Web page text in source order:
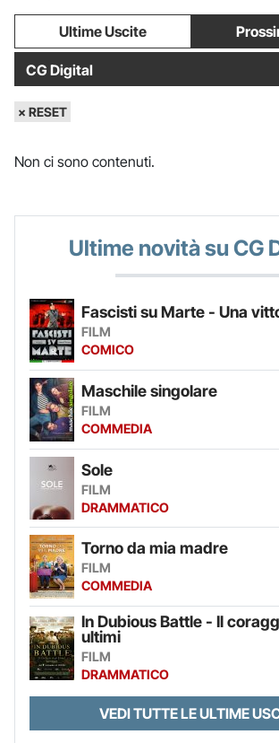
Ultime Uscite
CG Digital
× RESET
Non ci sono contenuti.
Ultime novità su CG
Fascisti su Marte - Una
FILM
COMICO
Maschile singolare
FILM
COMMEDIA
Sole
FILM
DRAMMATICO
Torno da mia madre
FILM
COMMEDIA
In Dubious Battle - Il
ultimi
FILM
DRAMMATICO
VEDI TUTTE LE ULTIME